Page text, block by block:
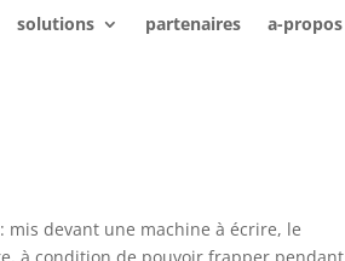
solutions partenaires a-propos
devant une machine à écrire, le